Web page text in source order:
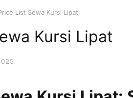
List Sewa Kursi Lipat
Kursi Lipat